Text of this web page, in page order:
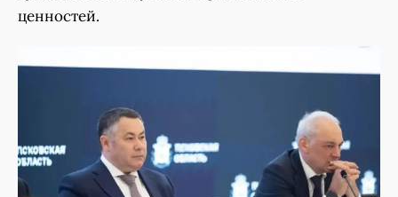
ценностей.